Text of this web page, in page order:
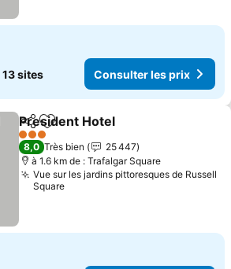
13 sites Consulter les prix
PartagerAjouter à mes favoris
President Hotel
3 Étoiles
8,0 Très bien
25 447
à 1.6 km de : Trafalgar Square
Vue sur les jardins pittoresques de Russell
Square